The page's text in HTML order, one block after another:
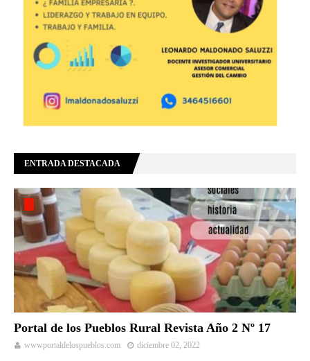
ENTRADA DESTACADA
Portal de los Pueblos Rural Revista Año 2 Nº 17
wwwportaldelospueblos.com diciembre 02, 2022